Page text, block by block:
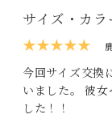
サイズ・カ
★★★★★
今回サイズ交換
いました。 彼
した！！